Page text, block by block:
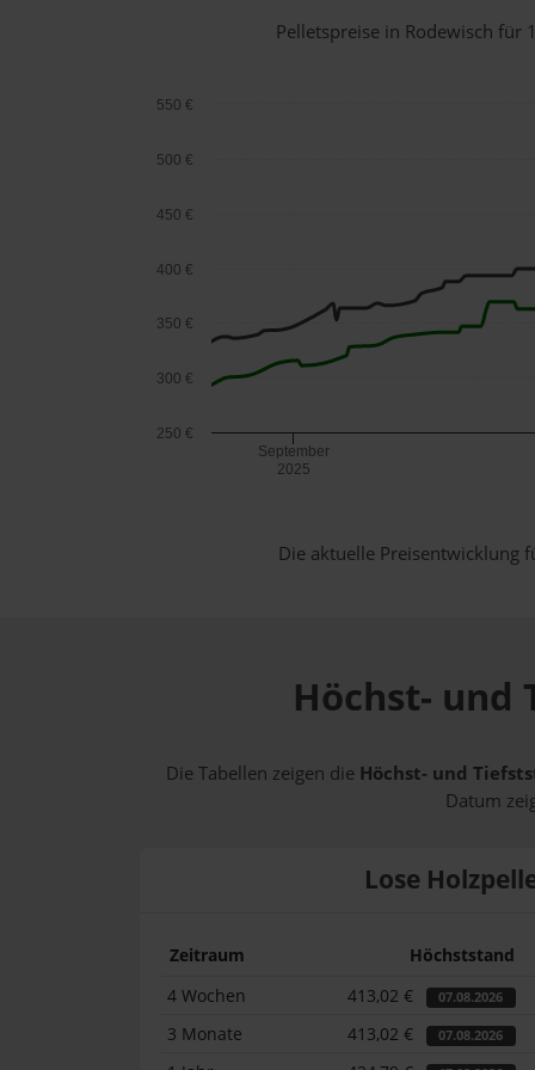
Pelletspreise in Rodewisch für
September
2025
250 €
300 €
350 €
400 €
450 €
500 €
550 €
Die aktuelle Preisentwicklung
Höchst- und
Die Tabellen zeigen die Höchst- und
Datum
Lose
Zeitraum Höchststand
4 Wochen
413,02 € 07.08.2026
3 Monate 413,02 € 07.08.2026